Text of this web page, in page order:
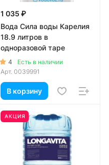
1 035 ₽
Вода Сила воды Карелия
18.9 литров в
одноразовой таре
4
Есть в наличии
Арт. 0039991
В корзину
АКЦИЯ